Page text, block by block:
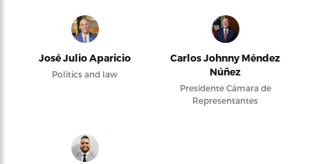
José Julio Aparicio
Politics and law
Carlos Johnny Méndez
Núñez
Presidente Cámara de
Representantes